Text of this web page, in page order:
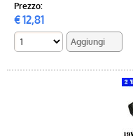
Prezzo:
€12,81